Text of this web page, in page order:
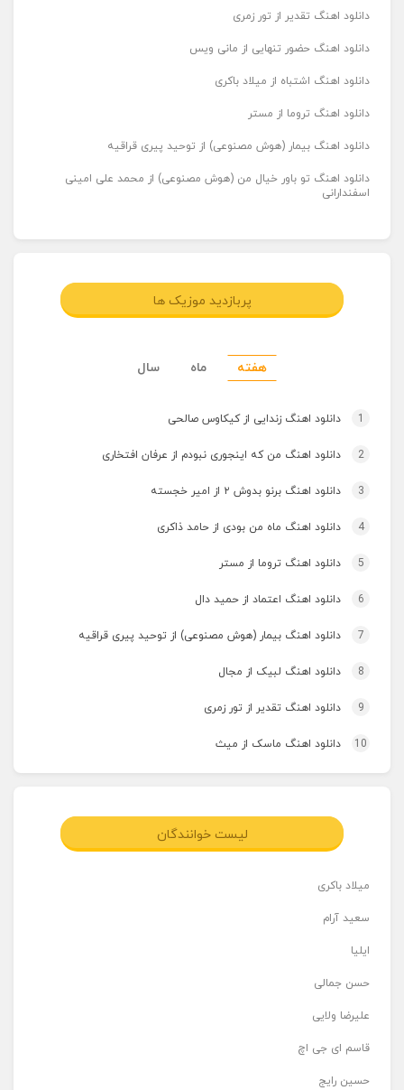
دانلود اهنگ تقدیر از تور زمری
دانلود اهنگ حضور تنهایی از مانی ویس
دانلود اهنگ اشتباه از میلاد باکری
دانلود اهنگ تروما از مستر
دانلود اهنگ بیمار (هوش مصنوعی) از توحید پیری قراقیه
دانلود اهنگ تو باور خیال من (هوش مصنوعی) از محمد علی امینی
اسفندارانی
پربازدید موزیک ها
هفته ماه سال
1 دانلود اهنگ زندایی از کیکاوس صالحی
2 دانلود اهنگ من که اینجوری نبودم از عرفان افتخاری
3 دانلود اهنگ برنو بدوش ۲ از امیر خجسته
4 دانلود اهنگ ماه من بودی از حامد ذاکری
5 دانلود اهنگ تروما از مستر
6 دانلود اهنگ اعتماد از حمید دال
7 دانلود اهنگ بیمار (هوش مصنوعی) از توحید پیری قراقیه
8 دانلود اهنگ لبیک از مجال
9 دانلود اهنگ تقدیر از تور زمری
10 دانلود اهنگ ماسک از میث
لیست خوانندگان
میلاد باکری
سعید آرام
ایلیا
حسن جمالی
علیرضا ولایی
قاسم ای جی اچ
حسین رایج